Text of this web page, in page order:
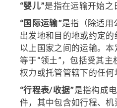
“婴儿”是指在运输开始之
“国际运输”是指（除适用
出发地和目的地或约定
以上国家之间的运输。
等于“领土”，包括受其主
权力或托管管辖下的任何
“行程表/收据”是指构成
件，其中包含如行程、